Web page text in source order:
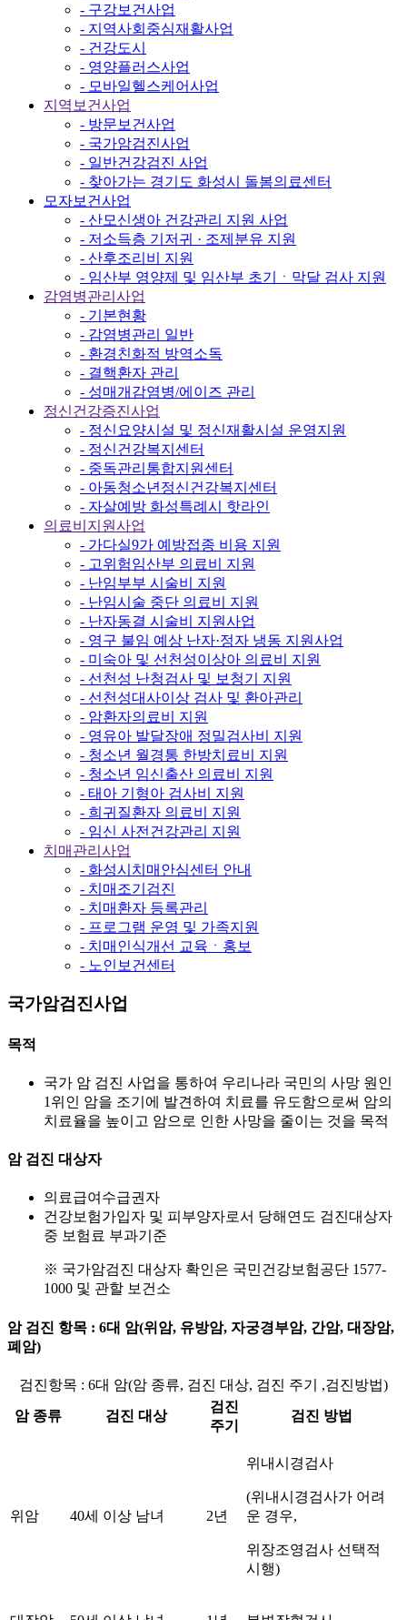
- 구강보건사업
- 지역사회중심재활사업
- 건강도시
- 영양플러스사업
- 모바일헬스케어사업
지역보건사업
- 방문보건사업
- 국가암검진사업
- 일반건강검진 사업
- 찾아가는 경기도 화성시 돌봄의료센터
모자보건사업
- 산모신생아 건강관리 지원 사업
- 저소득층 기저귀 · 조제분유 지원
- 산후조리비 지원
- 임산부 영양제 및 임산부 초기ㆍ막달 검사 지원
감염병관리사업
- 기본현황
- 감염병관리 일반
- 환경친화적 방역소독
- 결핵환자 관리
- 성매개감염병/에이즈 관리
정신건강증진사업
- 정신요양시설 및 정신재활시설 운영지원
- 정신건강복지센터
- 중독관리통합지원센터
- 아동청소년정신건강복지센터
- 자살예방 화성특례시 핫라인
의료비지원사업
- 가다실9가 예방접종 비용 지원
- 고위험임산부 의료비 지원
- 난임부부 시술비 지원
- 난임시술 중단 의료비 지원
- 난자동결 시술비 지원사업
- 영구 불임 예상 난자·정자 냉동 지원사업
- 미숙아 및 선천성이상아 의료비 지원
- 선천성 난청검사 및 보청기 지원
- 선천성대사이상 검사 및 환아관리
- 암환자의료비 지원
- 영유아 발달장애 정밀검사비 지원
- 청소년 월경통 한방치료비 지원
- 청소년 임신출산 의료비 지원
- 태아 기형아 검사비 지원
- 희귀질환자 의료비 지원
- 임신 사전건강관리 지원
치매관리사업
- 화성시치매안심센터 안내
- 치매조기검진
- 치매환자 등록관리
- 프로그램 운영 및 가족지원
- 치매인식개선 교육ㆍ홍보
- 노인보건센터
국가암검진사업
목적
국가 암 검진 사업을 통하여 우리나라 국민의 사망 원인
1위인 암을 조기에 발견하여 치료를 유도함으로써 암의
치료율을 높이고 암으로 인한 사망을 줄이는 것을 목적
암 검진 대상자
의료급여수급권자
건강보험가입자 및 피부양자로서 당해연도 검진대상자
중 보험료 부과기준
※ 국가암검진 대상자 확인은 국민건강보험공단 1577-
1000 및 관할 보건소
암 검진 항목 : 6대 암(위암, 유방암, 자궁경부암, 간암, 대장암,
폐암)
검진항목 : 6대 암(암 종류, 검진 대상, 검진 주기 ,검진방법)
암 종류
검진 대상
검진
주기
검진 방법
위암 40세 이상 남녀 2년
위내시경검사
(위내시경검사가 어려
운 경우,
위장조영검사 선택적
시행)